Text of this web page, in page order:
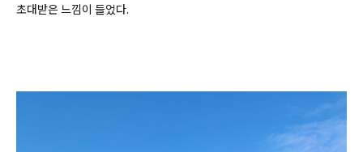
초대받은 느낌이 들었다.